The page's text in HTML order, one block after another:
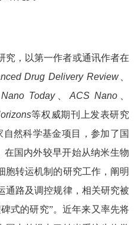
究，以第一作者或通讯作者在
Drug Delivery Review、
Nano Today、 ACS Nano、
等权威期刊上发表研究
自然科学基金项目，参加了国
在国内外较早开始从纳米生物
胞转运机制的研究工作，阐明
通路及调控规律，相关研究被
式的研究”。近年来又率先将